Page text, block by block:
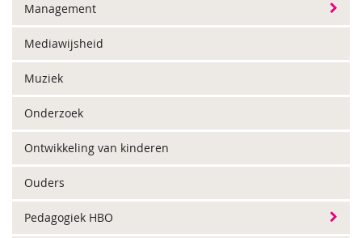
Management
Mediawijsheid
Muziek
Onderzoek
Ontwikkeling van kinderen
Ouders
Pedagogiek HBO